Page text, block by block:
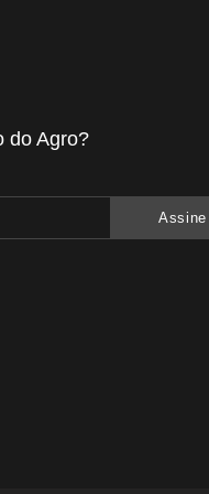
do Agro?
Assine